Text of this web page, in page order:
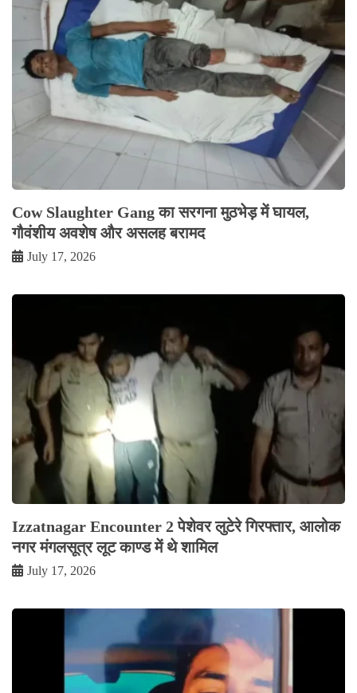
Cow Slaughter Gang का सरगना मुठभेड़ में घायल,
गौवंशीय अवशेष और असलह बरामद
July 17, 2026
Izzatnagar Encounter 2 पेशेवर लुटेरे गिरफ्तार, आलोक
नगर मंगलसूत्र लूट काण्‍ड में थे शामिल
July 17, 2026